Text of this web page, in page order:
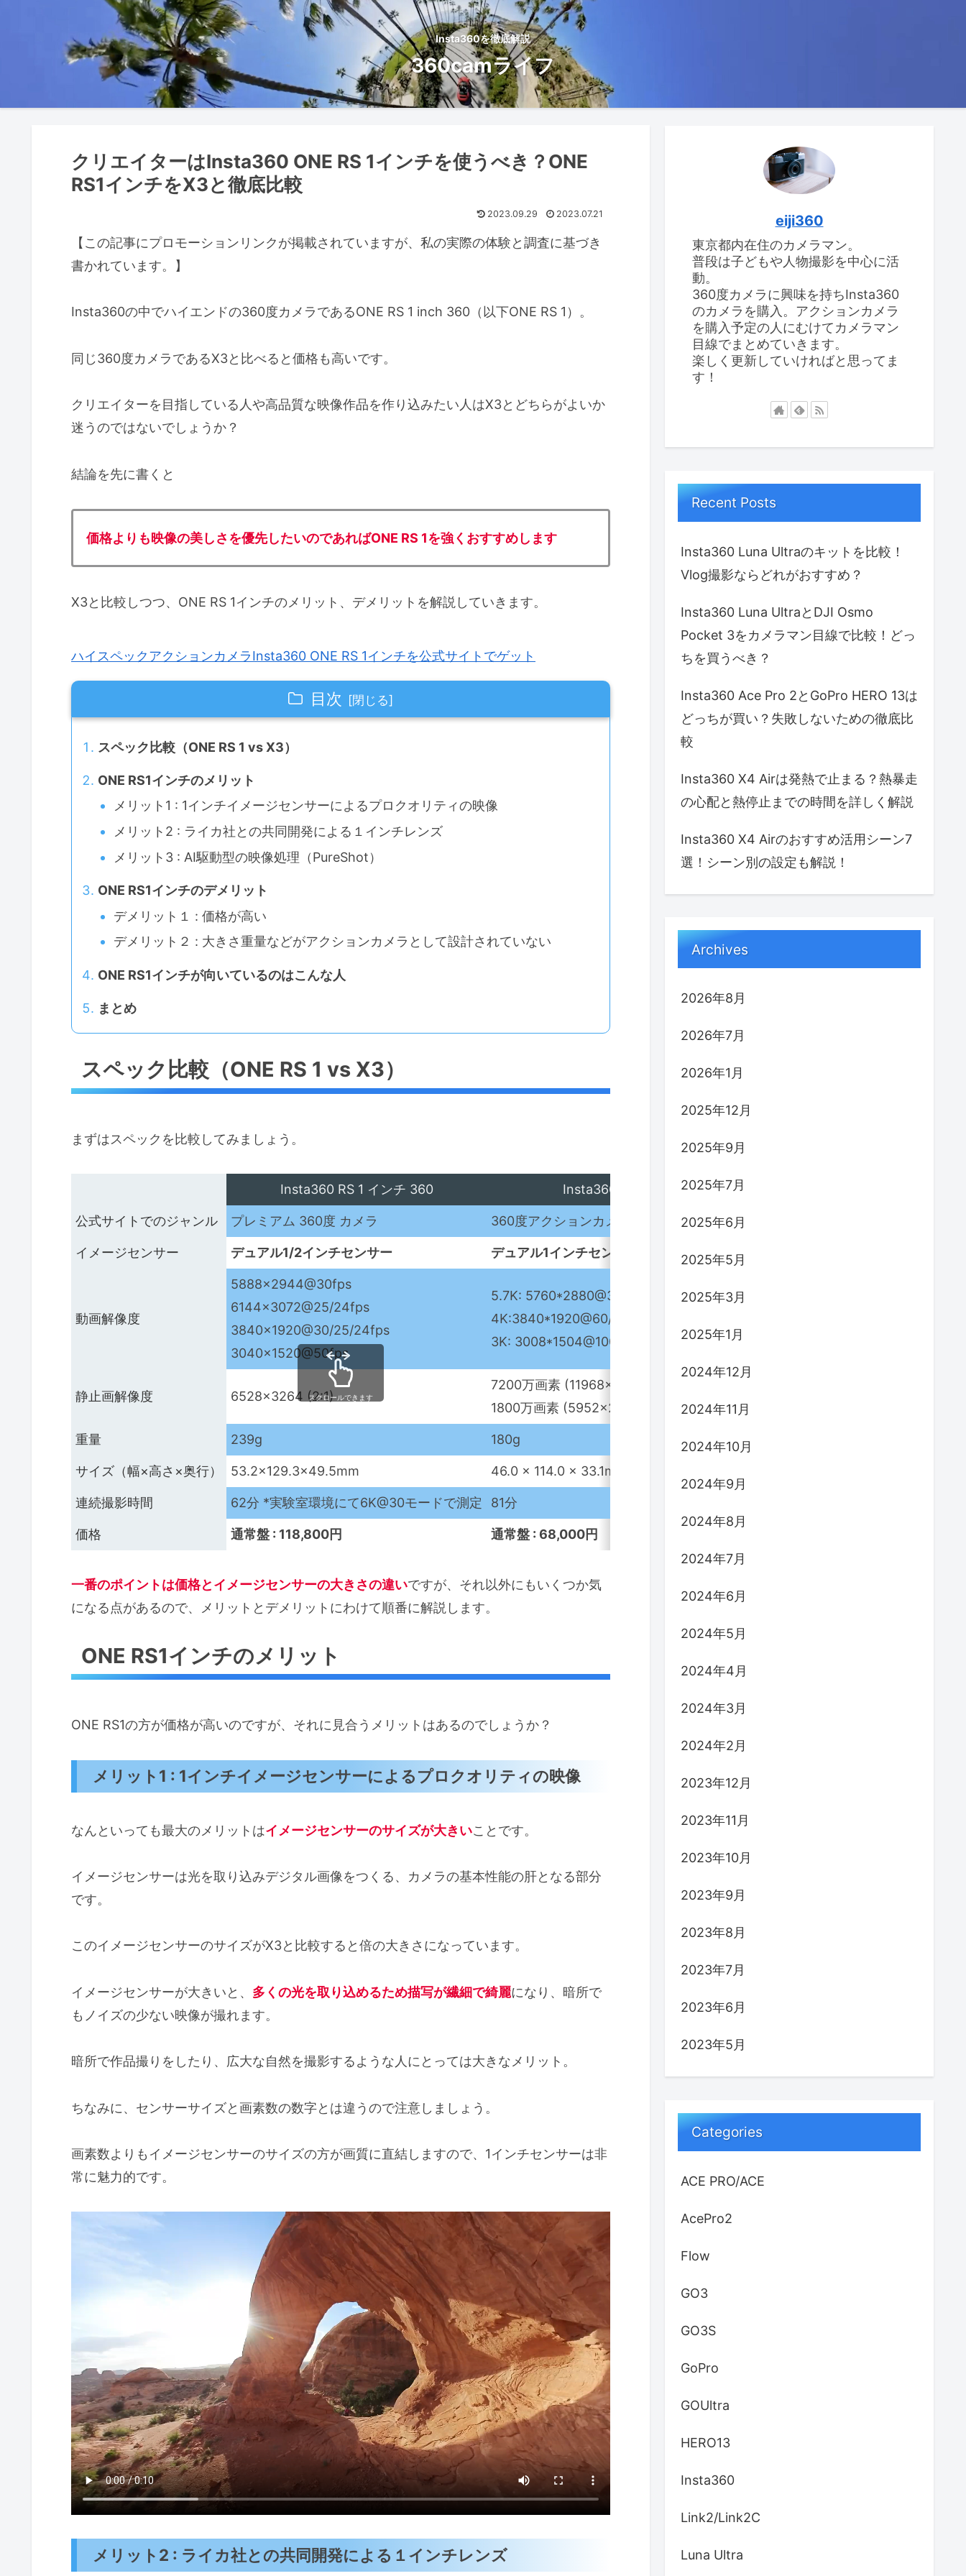
Insta360を徹底解説
360camライフ
クリエイターはInsta360 ONE RS 1インチを使うべき？ONE
RS1インチをX3と徹底比較
2023.09.29 2023.07.21
【この記事にプロモーションリンクが掲載されていますが、私の実際の体験と調査に基づき
書かれています。】
Insta360の中でハイエンドの360度カメラであるONE RS 1 inch 360（以下ONE RS 1）。
同じ360度カメラであるX3と比べると価格も高いです。
クリエイターを目指している人や高品質な映像作品を作り込みたい人はX3とどちらがよいか
迷うのではないでしょうか？
結論を先に書くと
価格よりも映像の美しさを優先したいのであればONE RS 1を強くおすすめします
X3と比較しつつ、ONE RS 1インチのメリット、デメリットを解説していきます。
ハイスペックアクションカメラInsta360 ONE RS 1インチを公式サイトでゲット
目次
スペック比較（ONE RS 1 vs X3）
ONE RS1インチのメリット
メリット1 : 1インチイメージセンサーによるプロクオリティの映像
メリット2 : ライカ社との共同開発による１インチレンズ
メリット3 : AI駆動型の映像処理（PureShot）
ONE RS1インチのデメリット
デメリット１ : 価格が高い
デメリット２ : 大きさ重量などがアクションカメラとして設計されていない
ONE RS1インチが向いているのはこんな人
まとめ
スペック比較（ONE RS 1 vs X3）
まずはスペックを比較してみましょう。
Insta360 RS 1 インチ 360 Insta360 X3
公式サイトでのジャンル プレミアム 360度 カメラ 360度アクションカメラ
イメージセンサー デュアル1/2インチセンサー デュアル1インチセンサー
動画解像度
5888×2944@30fps
6144×3072@25/24fps
3840×1920@30/25/24fps
3040×1520@50fps
5.7K: 5760*2880@30/25/24fps
4K:3840*1920@60/50/30/25/24fps
3K: 3008*1504@100fps
静止画解像度 6528×3264 (2:1)
7200万画素 (11968×5984)
1800万画素 (5952×2976)
重量 239g 180g
サイズ（幅×高さ×奥行） 53.2×129.3×49.5mm 46.0 x 114.0 x 33.1mm
連続撮影時間 62分 *実験室環境にて6K@30モードで測定 81分
価格 通常盤 : 118,800円 通常盤 : 68,000円
スクロールできます
一番のポイントは価格とイメージセンサーの大きさの違いですが、それ以外にもいくつか気
になる点があるので、メリットとデメリットにわけて順番に解説します。
ONE RS1インチのメリット
ONE RS1の方が価格が高いのですが、それに見合うメリットはあるのでしょうか？
メリット1 : 1インチイメージセンサーによるプロクオリティの映像
なんといっても最大のメリットはイメージセンサーのサイズが大きいことです。
イメージセンサーは光を取り込みデジタル画像をつくる、カメラの基本性能の肝となる部分
です。
このイメージセンサーのサイズがX3と比較すると倍の大きさになっています。
イメージセンサーが大きいと、 多くの光を取り込めるため描写が繊細で綺麗になり、暗所で
もノイズの少ない映像が撮れます。
暗所で作品撮りをしたり、広大な自然を撮影するような人にとっては大きなメリット。
ちなみに、センサーサイズと画素数の数字とは違うので注意しましょう。
画素数よりもイメージセンサーのサイズの方が画質に直結しますので、1インチセンサーは非
常に魅力的です。
メリット2 : ライカ社との共同開発による１インチレンズ
eiji360
東京都内在住のカメラマン。
普段は子どもや人物撮影を中心に活
動。
360度カメラに興味を持ちInsta360
のカメラを購入。アクションカメラ
を購入予定の人にむけてカメラマン
目線でまとめていきます。
楽しく更新していければと思ってま
す！
Recent Posts
Insta360 Luna Ultraのキットを比較！
Vlog撮影ならどれがおすすめ？
Insta360 Luna UltraとDJI Osmo
Pocket 3をカメラマン目線で比較！どっ
ちを買うべき？
Insta360 Ace Pro 2とGoPro HERO 13は
どっちが買い？失敗しないための徹底比
較
Insta360 X4 Airは発熱で止まる？熱暴走
の心配と熱停止までの時間を詳しく解説
Insta360 X4 Airのおすすめ活用シーン7
選！シーン別の設定も解説！
Archives
2026年8月
2026年7月
2026年1月
2025年12月
2025年9月
2025年7月
2025年6月
2025年5月
2025年3月
2025年1月
2024年12月
2024年11月
2024年10月
2024年9月
2024年8月
2024年7月
2024年6月
2024年5月
2024年4月
2024年3月
2024年2月
2023年12月
2023年11月
2023年10月
2023年9月
2023年8月
2023年7月
2023年6月
2023年5月
Categories
ACE PRO/ACE
AcePro2
Flow
GO3
GO3S
GoPro
GOUltra
HERO13
Insta360
Link2/Link2C
Luna Ultra